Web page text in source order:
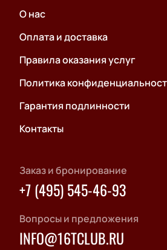
О нас
Оплата и доставка
Правила оказания услуг
Политика
Гарантия подлинности
Контакты
Заказ и бронирование
+7 (495) 545-46-93
Вопросы и предложения
INFO@16TCLUB.RU